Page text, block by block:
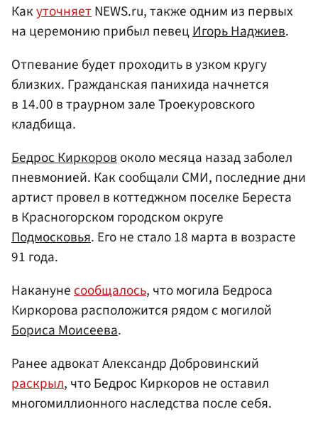
КакуточняетNEWS.ru, также одним из первых
на церемонию прибыл певецИгорь Наджиев.
Отпевание будет проходить в узком кругу
близких. Гражданская панихида начнется
в 14.00 в траурном зале Троекуровского
кладбища.
Бедрос Киркоровоколо месяца назад заболел
пневмонией. Как сообщали СМИ, последние дни
артист провел в коттеджном поселке Береста
в Красногорском городском округе
Подмосковья. Его не стало 18 марта в возрасте
91 года.
Наканунесообщалось, что могила Бедроса
Киркорова расположится рядом с могилой
Бориса Моисеева.
Ранее адвокат Александр Добровинский
раскрыл, что Бедрос Киркоров не оставил
многомиллионного наследства после себя.